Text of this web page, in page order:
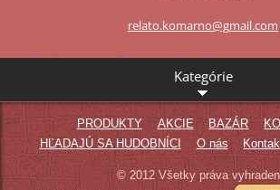
relato.komarno@gmail.com
Kategórie
PRODUKTY AKCIE BAZÁR
HĽADAJÚ SA HUDOBNÍCI
O nás
© 2012 Všetky práva